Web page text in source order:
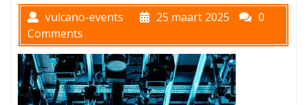
vulcano-events 25 maart 2025
0
Comments